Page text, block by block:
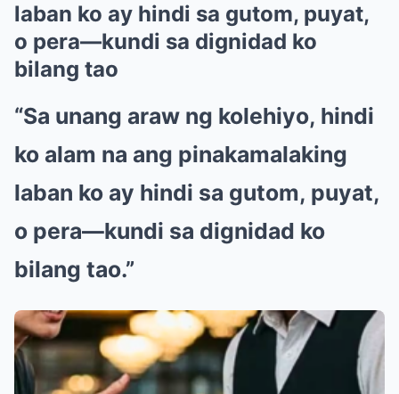
laban ko ay hindi sa gutom, puyat,
o pera—kundi sa dignidad ko
bilang tao
“Sa unang araw ng kolehiyo, hindi
ko alam na ang pinakamalaking
laban ko ay hindi sa gutom, puyat,
o pera—kundi sa dignidad ko
bilang tao.”